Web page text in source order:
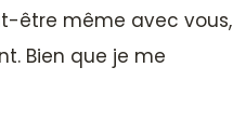
être même avec vous,
Bien que je me